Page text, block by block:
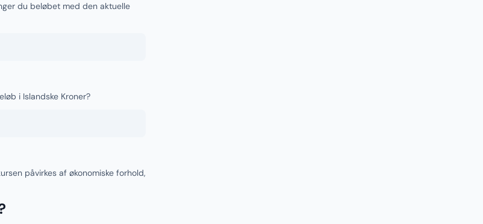
du beløbet med den aktuelle
i Islandske Kroner?
påvirkes af økonomiske forhold,